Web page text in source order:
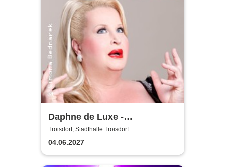
Daphne de Luxe -
Geduldsproben
Troisdorf, Stadthalle Troisdorf
04.06.2027